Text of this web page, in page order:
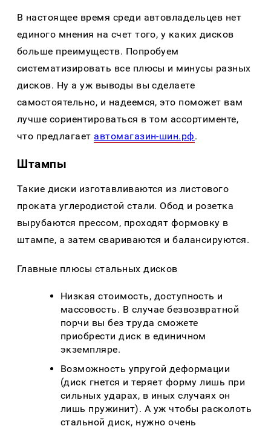
В настоящее время среди автовладельцев нет
единого мнения на счет того, у каких дисков
больше преимуществ. Попробуем
систематизировать все плюсы и минусы разных
дисков. Ну а уж выводы вы сделаете
самостоятельно, и надеемся, это поможет вам
лучше сориентироваться в том ассортименте,
что предлагает автомагазин-шин.рф.
Штампы
Такие диски изготавливаются из листового
проката углеродистой стали. Обод и розетка
вырубаются прессом, проходят формовку в
штампе, а затем свариваются и балансируются.
Главные плюсы стальных дисков
Низкая стоимость, доступность и
массовость. В случае безвозвратной
порчи вы без труда сможете
приобрести диск в единичном
экземпляре.
Возможность упругой деформации
(диск гнется и теряет форму лишь при
сильных ударах, в иных случаях он
лишь пружинит). А уж чтобы расколоть
стальной диск, нужно очень